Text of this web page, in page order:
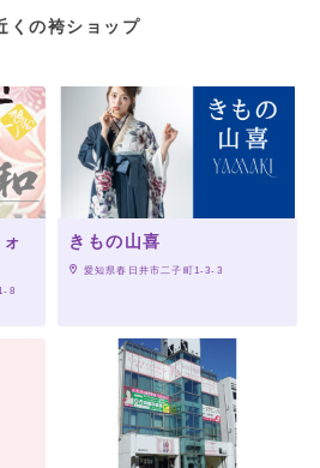
くの袴ショップ
8
きもの山喜
愛知県春日井市二子町1-3-3